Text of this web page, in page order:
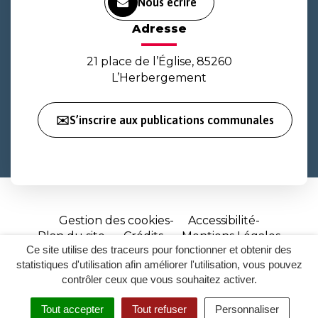
Ce site utilise des traceurs pour fonctionner et obtenir des
statistiques d'utilisation afin améliorer l'utilisation, vous pouvez
contrôler ceux que vous souhaitez activer.
Tout accepter Tout refuser Personnaliser
Adresse
21 place de l’Église, 85260
L’Herbergement
✉️S’inscrire aux publications communales
Gestion des cookies
Accessibilité
Plan du site
Crédits
Mentions Légales
Site
réalisé
par
Inovagora